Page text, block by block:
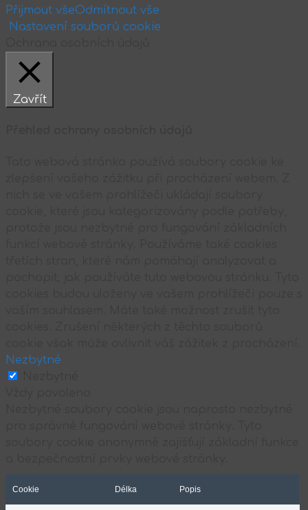
Přijmout všeOdmítnout vše
Nastavení souborů cookie
Zavřít
Nezbytné
Cookie Délka Popis